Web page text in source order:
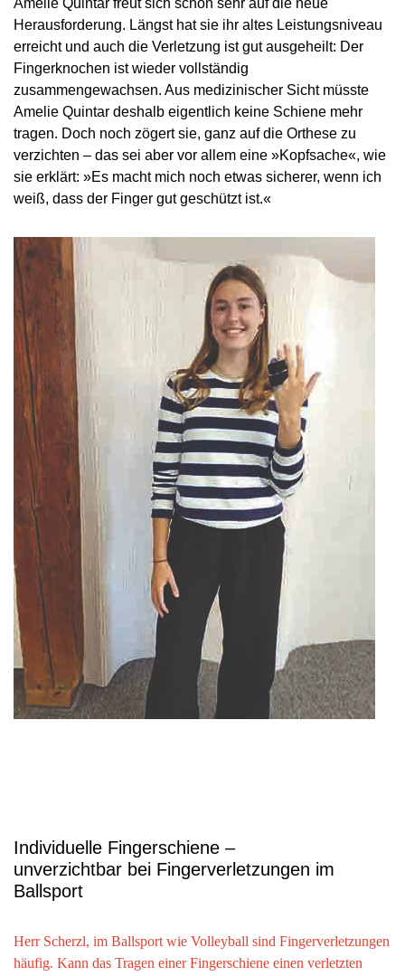
Amelie Quintar freut sich schon sehr auf die neue
Herausforderung. Längst hat sie ihr altes Leistungsniveau
erreicht und auch die Verletzung ist gut ausgeheilt: Der
Fingerknochen ist wieder vollständig
zusammengewachsen. Aus medizinischer Sicht müsste
Amelie Quintar deshalb eigentlich keine Schiene mehr
tragen. Doch noch zögert sie, ganz auf die Orthese zu
verzichten – das sei aber vor allem eine »Kopfsache«, wie
sie erklärt: »Es macht mich noch etwas sicherer, wenn ich
weiß, dass der Finger gut geschützt ist.«
Individuelle Fingerschiene –
unverzichtbar bei Fingerverletzungen im
Ballsport
Herr Scherzl, im Ballsport wie Volleyball sind Fingerverletzungen
häufig. Kann das Tragen einer Fingerschiene einen verletzten